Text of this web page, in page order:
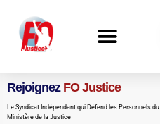
RejoignezFO Justice
Le Syndicat Indépendant qui Défend les Personnels du
Ministère de la Justice